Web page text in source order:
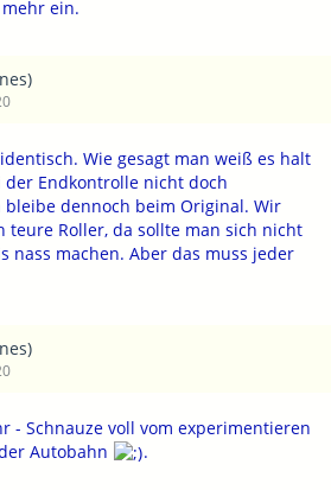
ein.
Wie gesagt man weiß es halt
Endkontrolle nicht doch
dennoch beim Original. Wir
Roller, da sollte man sich nicht
nass machen. Aber das muss jeder
- Schnauze voll vom experimentieren
Autobahn
.